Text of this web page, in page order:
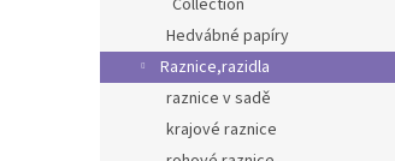
Collection
Hedvábné papíry
Raznice,razidla
raznice v sadě
krajové raznice